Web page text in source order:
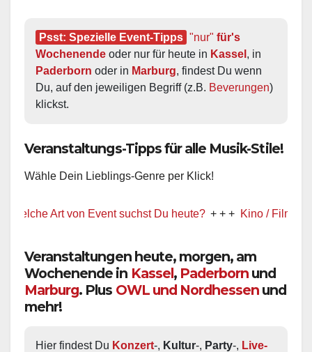
Psst: Spezielle Event-Tipps "nur" für's
Wochenende oder nur für heute in Kassel
Paderborn oder in Marburg, findest Du wenn
Du, auf den jeweiligen Begriff (z.B. Beverungen)
klickst.
Veranstaltungs-Tipps für alle Musik-Stile!
Wähle Dein Lieblings-Genre per Klick!
Art von Event suchst Du heute? + + + Kino / Film + + +
Veranstaltungen heute, morgen, am
Wochenende in Kassel, Paderborn und
Marburg. Plus OWL und Nordhessen und
mehr!
Hier findest Du Konzert-, Kultur-, Party-, Live-